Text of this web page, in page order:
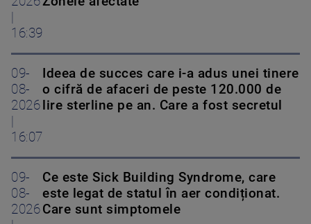
16:39
09-
08-
2026
16:07
Ideea de succes care i-a adus unei tinere
o cifră de afaceri de peste 120.000 de
lire sterline pe an. Care a fost secretul
09-
08-
2026
Ce este Sick Building Syndrome, care
este legat de statul în aer condiționat.
Care sunt simptomele